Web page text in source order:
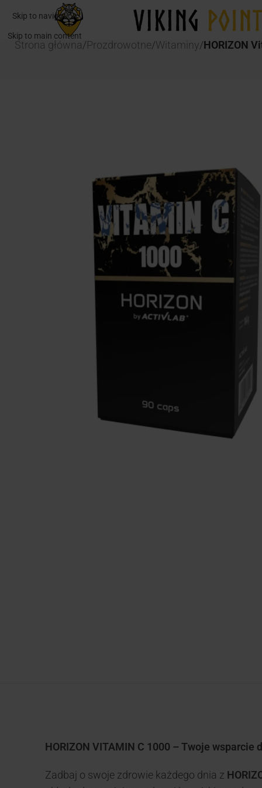
Skip to navigation
Skip to main content
Strona główna/Prozdrowotne/Witaminy/HORIZON
HORIZON VITAMIN C 1000 – Twoje wsparcie
Zadbaj o swoje zdrowie każdego dnia z